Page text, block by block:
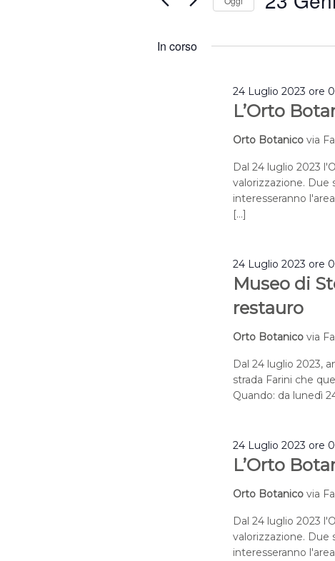
2024
per
la
In corso
L’Orto
24 Luglio 2023 ore
Orto Botanico via
Dal 24 luglio 2023
valorizzazione. Due
interesseranno
[…]
Museo di
restauro
24 Luglio 2023 ore
Orto Botanico via
Dal 24 luglio 2023,
strada Farini che
Quando: da lunedì
L’Orto
24 Luglio 2023 ore
Orto Botanico via
Dal 24 luglio 2023
valorizzazione. Due
interesseranno